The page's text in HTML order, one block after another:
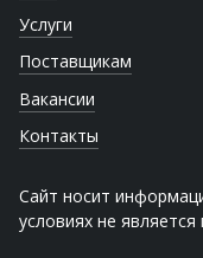
Услуги
Поставщикам
Вакансии
Контакты
Сайт носит
условиях не